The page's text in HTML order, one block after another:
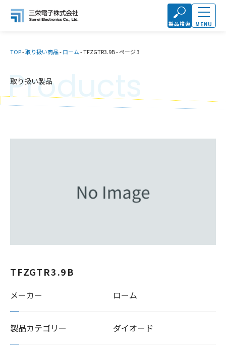
製品検索 MENU
TOP-取り扱い商品-ローム-TFZGTR3.9B-ページ 3
取り扱い製品
Products
TFZGTR3.9B
メーカー ローム
製品カテゴリー ダイオード